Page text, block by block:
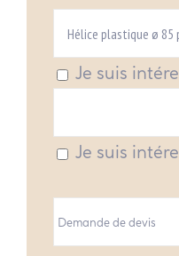
Je suis
Je suis